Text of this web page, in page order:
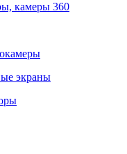
камеры 360
экраны